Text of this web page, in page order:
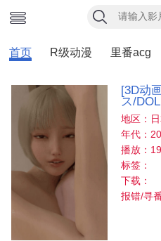
首页 R级动漫 里番acg
[3D动
ス/
地区：
年代：
播放：
标签：
下载：
报错/寻